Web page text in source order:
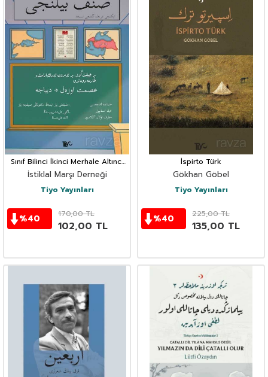
Sınıf Bilinci İkinci Merhale Altıncı
Nüsha
İstiklal Marşı Derneği
Tiyo Yayınları
%40 170,00TL
102,00 TL
İspirto Türk
Gökhan Göbel
Tiyo Yayınları
%40 225,00TL
135,00 TL